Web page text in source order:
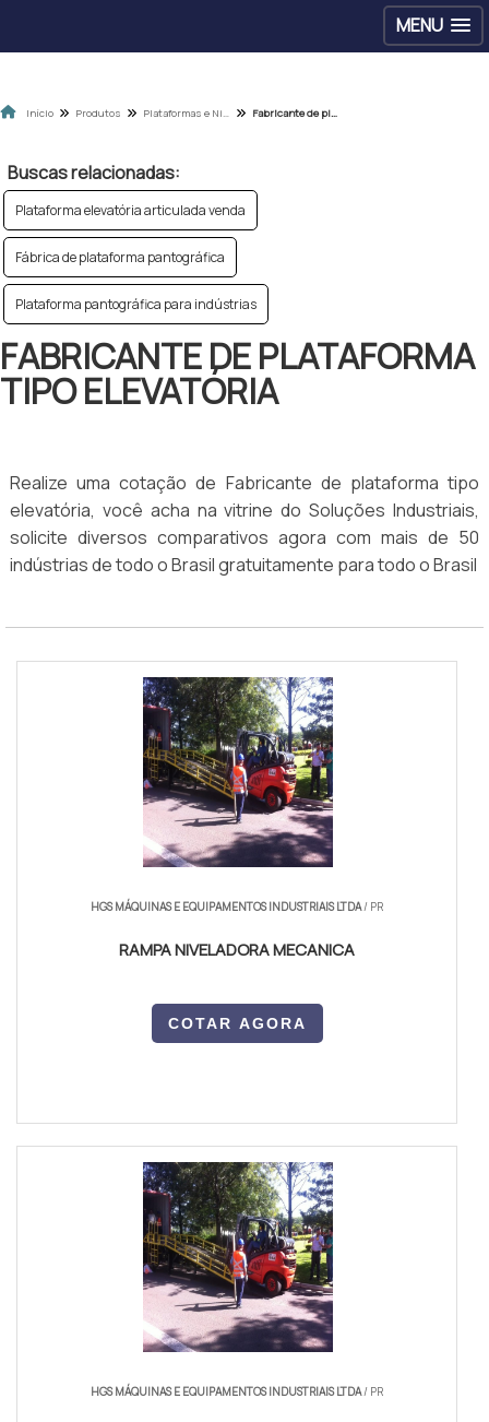
MENU
Início Produtos Plataformas e Niveladoras Fabricante de plataforma tipo elevatória
Buscas relacionadas:
Plataforma elevatória articulada venda
Fábrica de plataforma pantográfica
Plataforma pantográfica para indústrias
FABRICANTE DE PLATAFORMA
TIPO ELEVATÓRIA
Realize uma cotação de Fabricante de plataforma tipo
elevatória, você acha na vitrine do Soluções Industriais,
solicite diversos comparativos agora com mais de 50
indústrias de todo o Brasil gratuitamente para todo o Brasil
HGS MÁQUINAS E EQUIPAMENTOS INDUSTRIAIS LTDA/ PR
RAMPA NIVELADORA MECANICA
COTAR AGORA
HGS MÁQUINAS E EQUIPAMENTOS INDUSTRIAIS LTDA/ PR